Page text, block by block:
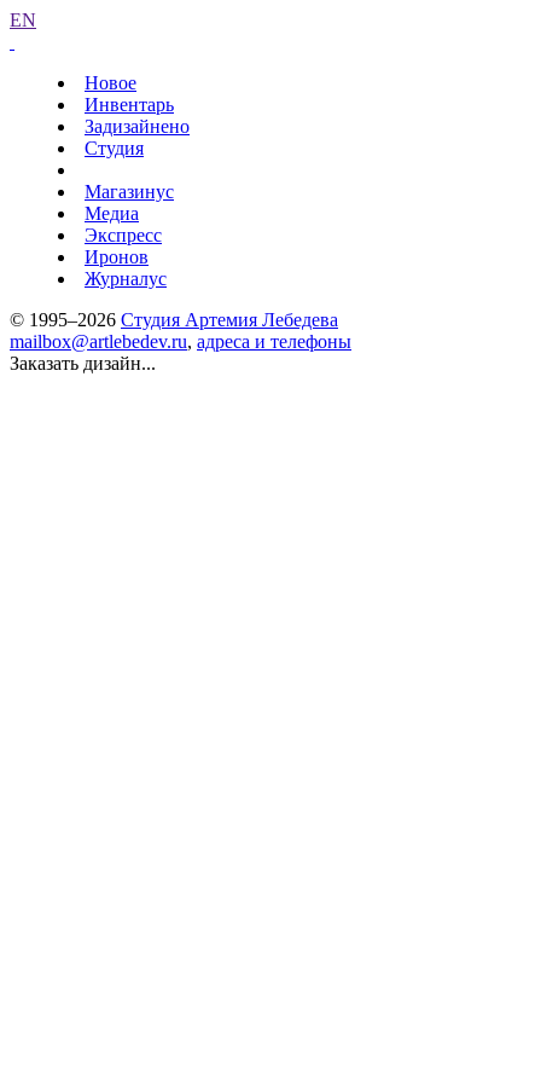
EN
Новое
Инвентарь
Задизайнено
Студия
Магазинус
Медиа
Экспресс
Иронов
Журналус
© 1995–2026 Студия Артемия Лебедева
mailbox@artlebedev.ru, адреса и телефоны
Заказать дизайн...